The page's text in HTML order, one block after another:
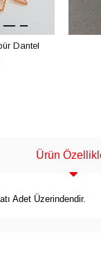
Dantel
Ürün
Adet Üzerindendir.